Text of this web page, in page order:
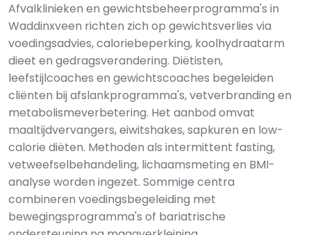
Afvalklinieken en gewichtsbeheerprogramma's in
Waddinxveen richten zich op gewichtsverlies via
voedingsadvies, caloriebeperking, koolhydraatarm
dieet en gedragsverandering. Diëtisten,
leefstijlcoaches en gewichtscoaches begeleiden
cliënten bij afslankprogramma's, vetverbranding en
metabolismeverbetering. Het aanbod omvat
maaltijdvervangers, eiwitshakes, sapkuren en low-
calorie diëten. Methoden als intermittent fasting,
vetweefselbehandeling, lichaamsmeting en BMI-
analyse worden ingezet. Sommige centra
combineren voedingsbegeleiding met
bewegingsprogramma's of bariatrische